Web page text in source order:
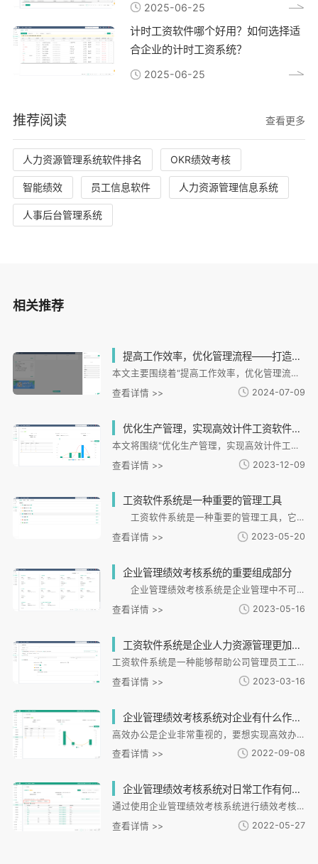
2025-06-25
计时工资软件哪个好用？如何选择适
合企业的计时工资系统？
2025-06-25
推荐阅读 查看更多
人力资源管理系统软件排名 OKR绩效考核
智能绩效 员工信息软件 人力资源管理信息系统
人事后台管理系统
相关推荐
提高工作效率，优化管理流程——打造高效计件工资软件系统
本文主要围绕着"提高工作效率，优化管理流程——打造高效计件工资软件系统"展开，在全文中详细阐述了如何通过计件工资软件系统来提高工作效率和优化管理流程。首先，从提高工作效率的角度，介绍了计件工资软件系统
查看详情 >>
2024-07-09
优化生产管理，实现高效计件工资软件系统
本文将围绕"优化生产管理，实现高效计件工资软件系统"展开详细阐述。首先，将从提高生产效率、优化生产流程、提升员工积极性和采用先进技术四个方面进行深入阐述。通过优化生产管理，实现高效计件工资软件系统，可
查看详情 >>
2023-12-09
工资软件系统是一种重要的管理工具
工资软件系统是一种重要的管理工具，它可以帮助组织自动化管理和处理工资相关的事宜。它是一套完整的设计解决方案，用于协助组织完成从员工花时间卡记录到最终发放工资的进程。 首先，工资软件系统为组织提
查看详情 >>
2023-05-20
企业管理绩效考核系统的重要组成部分
企业管理绩效考核系统是企业管理中不可缺少的重要组成部分，它可以帮助企业评估员工的绩效情况，提高组织绩效水平。 一方面，一个先进的绩效考核系统可以帮助企业实现科学的绩效考核管理，提高整体的绩效水
查看详情 >>
2023-05-16
工资软件系统是企业人力资源管理更加高效和有效的工具
工资软件系统是一种能够帮助公司管理员工工资的软件系统，它可以帮助公司准确快速地处理工资发放和计算。它可以根据公司的规则将员工的工资信息输入到系统中，包括员工的基本工资、加班费、津贴、补贴等。
查看详情 >>
2023-03-16
企业管理绩效考核系统对企业有什么作用?
高效办公是企业非常重视的，要想实现高效办公，不仅仅要调动员工的积极性，更要让工作简便起来，可操作性强。就拿人力资源来讲，绩效考核系统的搭建正是高效办公的体现。企业管理绩效考核系统对企业有什么作用?如果想要了解这方面信息
查看详情 >>
2022-09-08
企业管理绩效考核系统对日常工作有何好处?
通过使用企业管理绩效考核系统进行绩效考核管理工作，整个工作流程会更加科学严谨，避免出现各种误差，同时还能在考核工作中更加轻松提高工作效率，下面就来为大家全面解析，企业在日常工作中，使用管理绩效考核系统，到底能带来哪些优势和好处?
查看详情 >>
2022-05-27